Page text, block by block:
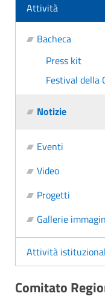
Attività
Bacheca
Press kit
Festival della
Notizie
Eventi
Video
Progetti
Gallerie
Attività
Comitato